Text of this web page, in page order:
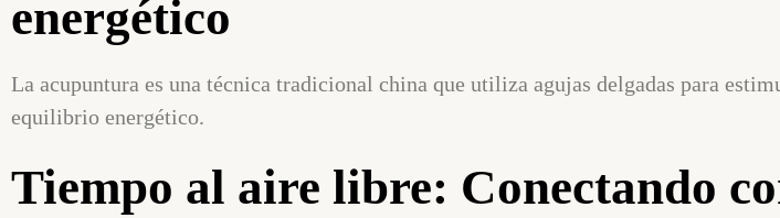
energético
La acupuntura es una técnica tradicional china que utiliza agujas delgadas para
equilibrio energético.
Tiempo al aire libre: Conectando